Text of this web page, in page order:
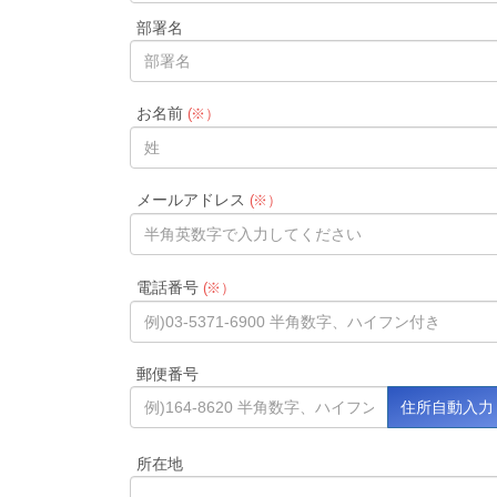
部署名
お名前(※）
メールアドレス (※）
電話番号(※）
郵便番号
所在地